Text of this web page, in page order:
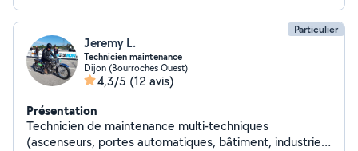
Particulier
Jeremy L.
Technicien maintenance
Dijon (Bourroches Ouest)
4,3/5 (12 avis)
Présentation
Technicien de maintenance multi-techniques
(ascenseurs, portes automatiques, bâtiment, industrie)